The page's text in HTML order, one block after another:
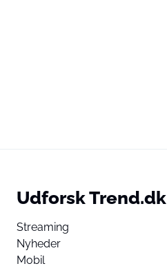
Udforsk Trend.dk
Streaming
Nyheder
Mobil